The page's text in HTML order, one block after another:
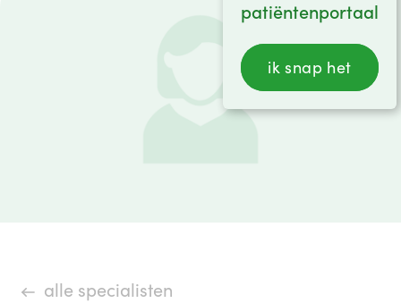
patiëntenportaal
ik snap het
alle specialisten